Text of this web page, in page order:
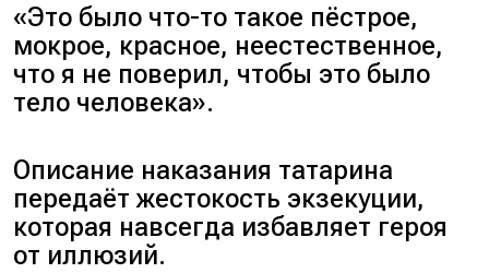
«Это было что-то такое пёстрое,
мокрое, красное, неестественное,
что я не поверил, чтобы это было
тело человека».
Описание наказания татарина
передаёт жестокость экзекуции,
которая навсегда избавляет героя
от иллюзий.